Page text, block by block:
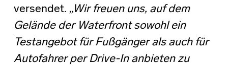
versendet. „Wir freuen uns, auf dem
Gelände der Waterfront sowohl ein
Testangebot für Fußgänger als auch für
Autofahrer per Drive-In anbieten zu